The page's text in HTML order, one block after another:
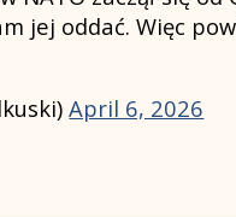
jej oddać. Więc
April 6, 2026